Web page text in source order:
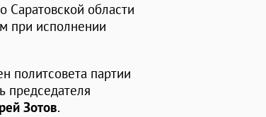
Саратовской области
при исполнении
политсовета партии
председателя
Зотов.